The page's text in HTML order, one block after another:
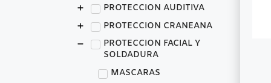
PROTECCION AUDITIVA
PROTECCION CRANEANA
PROTECCION FACIAL Y
SOLDADURA
MASCARAS